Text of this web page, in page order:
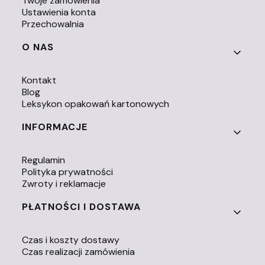
Ustawienia konta
Przechowalnia
O NAS
Kontakt
Blog
Leksykon opakowań kartonowych
INFORMACJE
Regulamin
Polityka prywatności
Zwroty i reklamacje
PŁATNOŚCI I DOSTAWA
Czas i koszty dostawy
Czas realizacji zamówienia